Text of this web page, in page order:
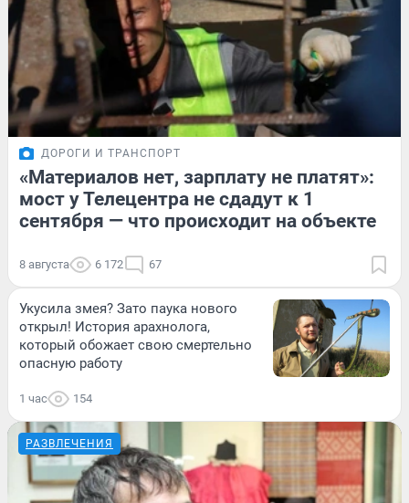
ДОРОГИ И ТРАНСПОРТ
«Материалов нет, зарплату не платят»:
мост у Телецентра не сдадут к 1
сентября — что происходит на объекте
8 августа 6 172 67
Укусила змея? Зато паука нового
открыл! История арахнолога,
который обожает свою смертельно
опасную работу
1 час 154
РАЗВЛЕЧЕНИЯ